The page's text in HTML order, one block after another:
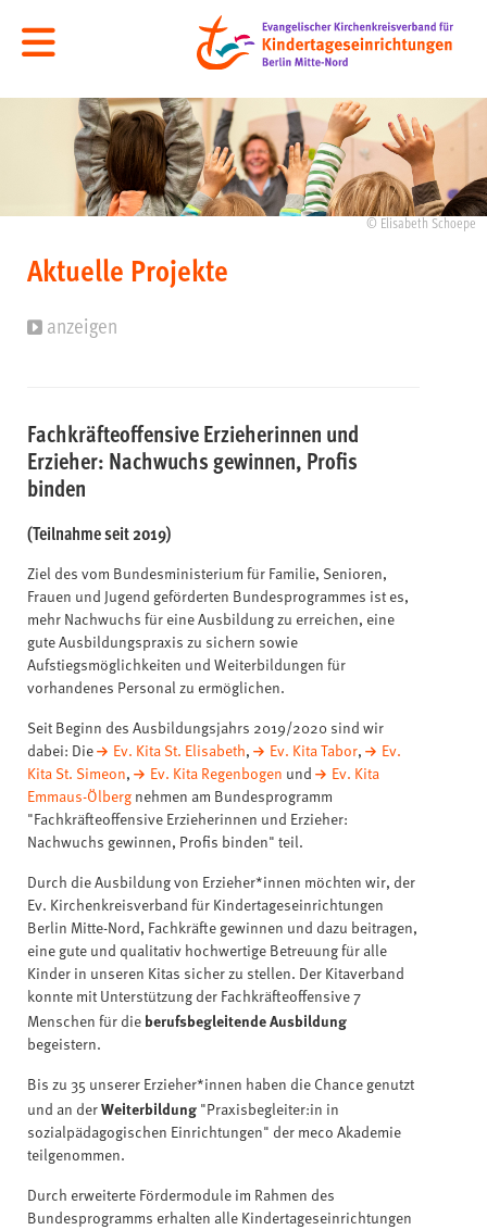
© Elisabeth Schoepe
Aktuelle Projekte
anzeigen
Fachkräfteoffensive Erzieherinnen und
Erzieher: Nachwuchs gewinnen, Profis
binden
(Teilnahme seit 2019)
Ziel des vom Bundesministerium für Familie, Senioren,
Frauen und Jugend geförderten Bundesprogrammes ist es,
mehr Nachwuchs für eine Ausbildung zu erreichen, eine
gute Ausbildungspraxis zu sichern sowie
Aufstiegsmöglichkeiten und Weiterbildungen für
vorhandenes Personal zu ermöglichen.
Seit Beginn des Ausbildungsjahrs 2019/2020 sind wir
dabei: Die
Ev. Kita St. Elisabeth, Ev. Kita Tabor,
Ev.
Kita St. Simeon, Ev. Kita Regenbogen und
Ev. Kita
Emmaus-Ölberg nehmen am Bundesprogramm
"Fachkräfteoffensive Erzieherinnen und Erzieher:
Nachwuchs gewinnen, Profis binden" teil.
Durch die Ausbildung von Erzieher*innen möchten wir, der
Ev. Kirchenkreisverband für Kindertageseinrichtungen
Berlin Mitte-Nord, Fachkräfte gewinnen und dazu beitragen,
eine gute und qualitativ hochwertige Betreuung für alle
Kinder in unseren Kitas sicher zu stellen. Der Kitaverband
konnte mit Unterstützung der Fachkräfteoffensive 7
Menschen für die berufsbegleitende Ausbildung
begeistern.
Bis zu 35 unserer Erzieher*innen haben die Chance genutzt
und an der Weiterbildung "Praxisbegleiter:in in
sozialpädagogischen Einrichtungen" der meco Akademie
teilgenommen.
Durch erweiterte Fördermodule im Rahmen des
Bundesprogramms erhalten alle Kindertageseinrichtungen